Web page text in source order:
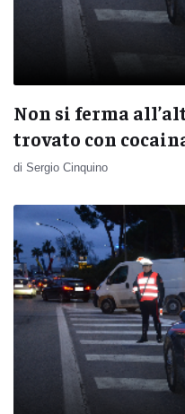
Non si ferma
trovato con
di Sergio Cinquino